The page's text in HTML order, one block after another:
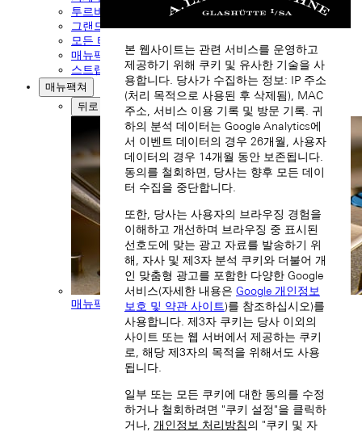
투르비옹 시계
그랜드 컴플리케이션
모든 타임피스 보기
매뉴팩쳐 무브먼트
스트랩 및 버클
매뉴팩쳐
뒤로
매뉴팩쳐 무브먼트
본 웹사이트는 관련 서비스를 운영하고
제공하기 위해 쿠키 및 유사한 기술을 사
용합니다. 당사가 수집하는 정보: IP 주소
(처리 목적으로 사용된 후 삭제됨), MAC
주소, 서비스 이용 기록 및 방문 기록. 귀
하의 분석 데이터는 Google Analytics에
서 이벤트 데이터의 경우 26개월, 사용자
데이터의 경우 14개월 동안 보존됩니다.
동의를 철회하면, 당사는 향후 모든 데이
터 수집을 중단합니다.
또한, 당사는 사용자의 브라우징 경험을
이해하고 개선하며 브라우징 중 표시된
선호도에 맞는 광고 자료를 발송하기 위
해, 자사 및 제3자 분석 쿠키와 더불어 개
인 맞춤형 광고를 포함한 다양한 Google
서비스(자세한 내용은 Google 개인정보
보호 및 약관 사이트)를 참조하십시오)를
사용합니다. 제3자 쿠키는 당사 이외의
사이트 또는 웹 서버에서 제공하는 쿠키
로, 해당 제3자의 목적을 위해서도 사용
됩니다.
일부 또는 모든 쿠키에 대한 동의를 수정
하거나 철회하려면 "쿠키 설정"을 클릭하
거나, 개인정보 처리방침의 "쿠키 및 자